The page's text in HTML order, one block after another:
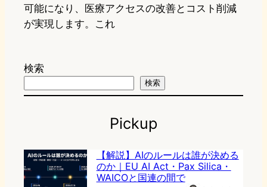
可能になり、医療アクセスの改善とコスト削減
が実現します。これ
検索
検索
Pickup
【解説】AIのルールは誰が決める
のか｜EU AI Act・Pax Silica・
WAICOと国連の間で